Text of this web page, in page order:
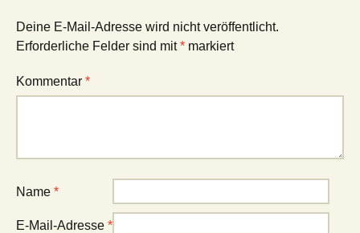
Deine E-Mail-Adresse wird nicht veröffentlicht.
Erforderliche Felder sind mit* markiert
Kommentar *
Name *
E-Mail-Adresse *